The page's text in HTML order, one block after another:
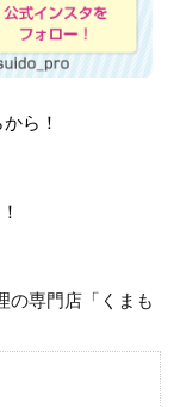
ら！
の専門店「くまも